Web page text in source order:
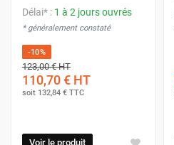
Délai* : 1 à 2 jours ouvrés
* généralement constaté
-10%
123,00 €HT
110,70 € HT
soit 132,84 € TTC
Voir le produit